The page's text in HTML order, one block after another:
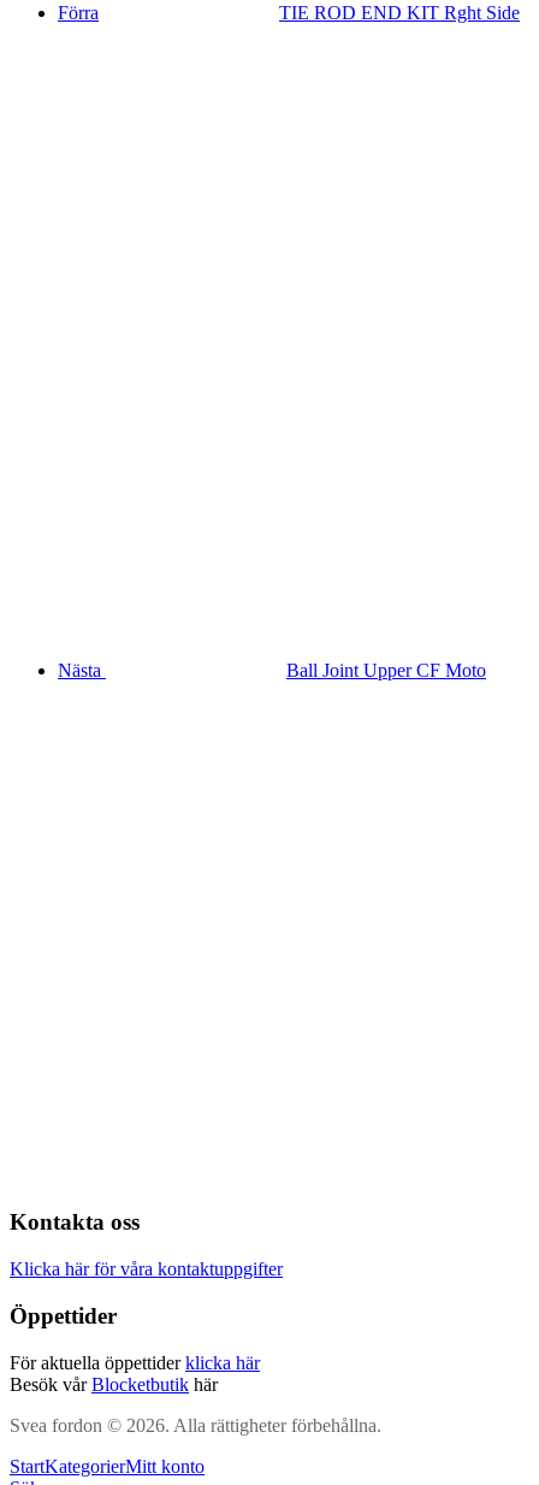
Förra TIE ROD END KIT Rght Side
Nästa Ball Joint Upper CF Moto
Kontakta oss
Klicka här för våra kontaktuppgifter
Öppettider
För aktuella öppettiderklicka här
Besök vårBlocketbutik här
Svea fordon © 2026. Alla rättigheter förbehållna.
StartKategorierMitt konto